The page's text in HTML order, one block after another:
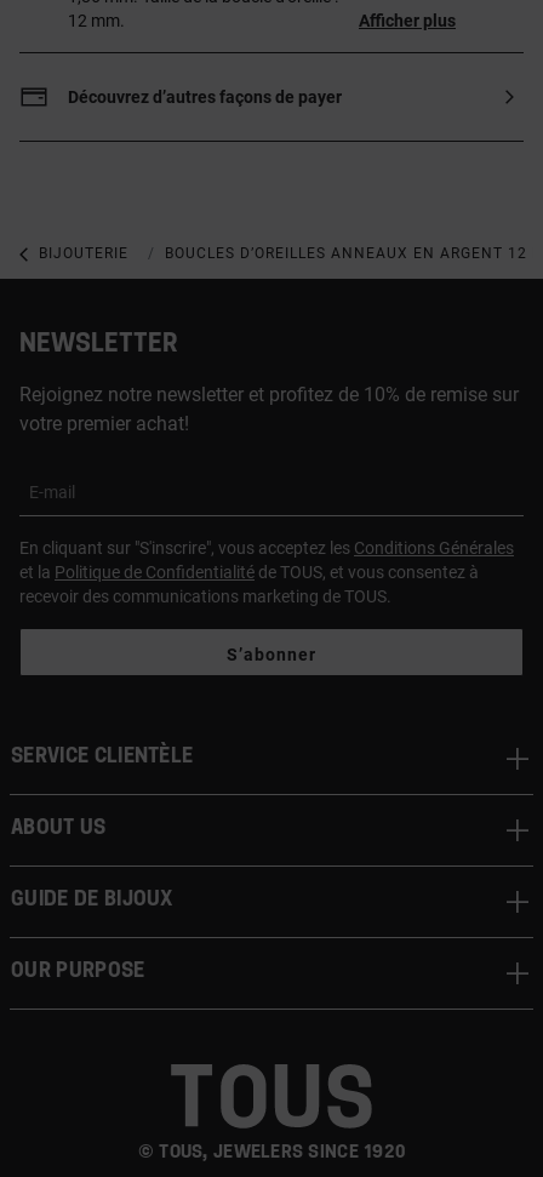
12 mm.
Afficher plus
Découvrez d’autres façons de payer
BIJOUTERIE BIJOUX EN ARGENT 925
BOUCLES D’OREILLES ANNEAUX EN ARGENT 12
NEWSLETTER
Rejoignez notre newsletter et profitez de 10% de remise sur
votre premier achat!
E-mail
En cliquant sur "S'inscrire", vous acceptez les Conditions Générales
et la Politique de Confidentialité de TOUS, et vous consentez à
recevoir des communications marketing de TOUS.
S’abonner
© TOUS, JEWELERS SINCE 1920
Service clientèle
About us
Guide de bijoux
Our Purpose